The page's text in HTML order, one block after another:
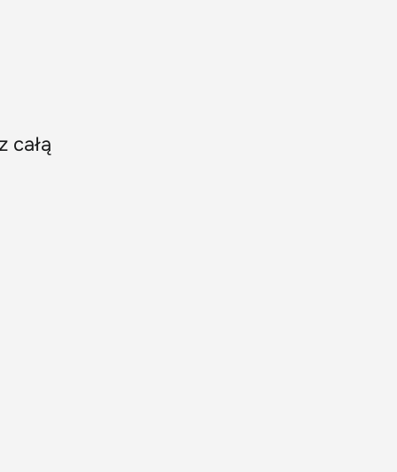
całą